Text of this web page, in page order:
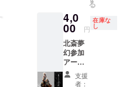
サイン
を希望
される
役者名
をご記
入くだ
さい
べま
す。
『分断
の銀河
を昇
る』
『春
喜びの
の為に
絵を描
きま
す】 描
いても
らいた
いモデ
ル写真
る
4,0
00 円
在庫な
し
北斎夢
幻参加
アー
ティス
トから
支援
者：